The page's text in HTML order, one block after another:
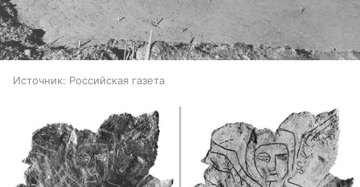
Источник: Российская газета